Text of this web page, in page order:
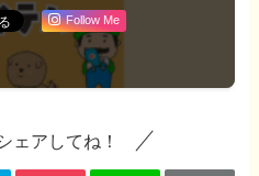
Follow Me
ェアしてね！